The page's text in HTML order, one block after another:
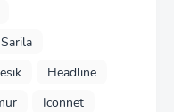
Headline
Iconnet